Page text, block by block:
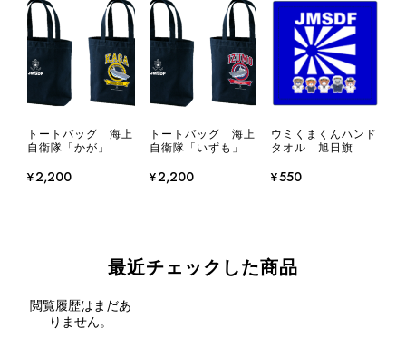
トートバッグ 海上
自衛隊「かが」
¥2,200
トートバッグ 海上
自衛隊「いずも」
¥2,200
ウミくまくんハンド
タオル 旭日旗
¥550
最近チェックした商品
閲覧履歴はまだあ
りません。